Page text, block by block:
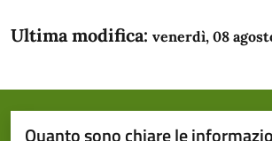
Ultima modifica: venerdì, 08
Quanto sono chiare le